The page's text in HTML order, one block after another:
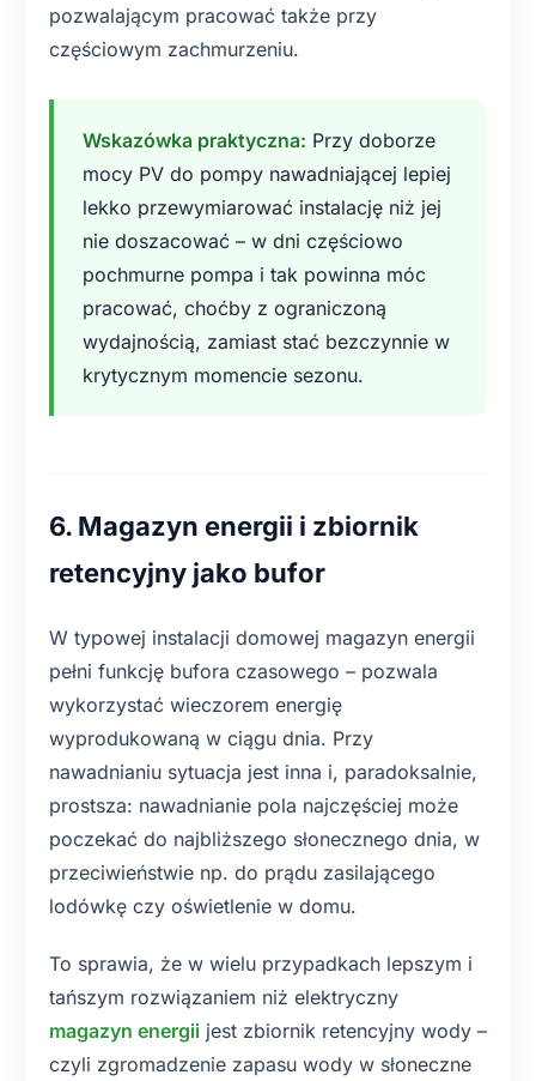
pozwalającym pracować także przy
częściowym zachmurzeniu.
Wskazówka praktyczna: Przy doborze
mocy PV do pompy nawadniającej lepiej
lekko przewymiarować instalację niż jej
nie doszacować – w dni częściowo
pochmurne pompa i tak powinna móc
pracować, choćby z ograniczoną
wydajnością, zamiast stać bezczynnie w
krytycznym momencie sezonu.
6. Magazyn energii i zbiornik
retencyjny jako bufor
W typowej instalacji domowej magazyn energii
pełni funkcję bufora czasowego – pozwala
wykorzystać wieczorem energię
wyprodukowaną w ciągu dnia. Przy
nawadnianiu sytuacja jest inna i, paradoksalnie,
prostsza: nawadnianie pola najczęściej może
poczekać do najbliższego słonecznego dnia, w
przeciwieństwie np. do prądu zasilającego
lodówkę czy oświetlenie w domu.
To sprawia, że w wielu przypadkach lepszym i
tańszym rozwiązaniem niż elektryczny
magazyn energii jest zbiornik retencyjny wody –
czyli zgromadzenie zapasu wody w słoneczne